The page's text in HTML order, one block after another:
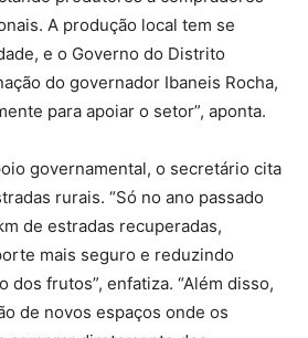
A produção local tem se
e o Governo do Distrito
do governador Ibaneis Rocha,
para apoiar o setor”, aponta.
governamental, o secretário cita
rurais. “Só no ano passado
de estradas recuperadas,
mais seguro e reduzindo
dos frutos”, enfatiza. “Além disso,
de novos espaços onde os